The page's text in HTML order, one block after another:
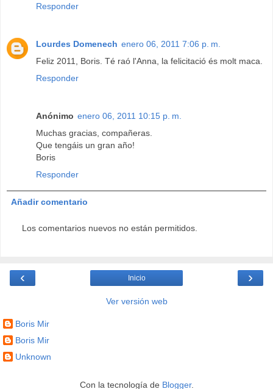
Responder
Lourdes Domenech enero 06, 2011 7:06 p. m.
Feliz 2011, Boris. Té raó l'Anna, la felicitació és molt maca.
Responder
Anónimo enero 06, 2011 10:15 p. m.
Muchas gracias, compañeras.
Que tengáis un gran año!
Boris
Responder
Añadir comentario
Los comentarios nuevos no están permitidos.
‹ ›
Inicio
Ver versión web
Boris Mir
Boris Mir
Unknown
Con la tecnología de Blogger.